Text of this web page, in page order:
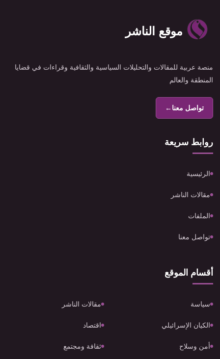
موقع الناشر
منصة عربية للمقالات والتحليلات السياسية والثقافية وقراءات في قضايا
المنطقة والعالم
تواصل معنا←
روابط سريعة
الرئيسية
مقالات الناشر
الملفات
تواصل معنا
أقسام الموقع
سياسة مقالات الناشر
الكيان الإسرائيلي اقتصاد
أمن وسلاح ثقافة ومجتمع